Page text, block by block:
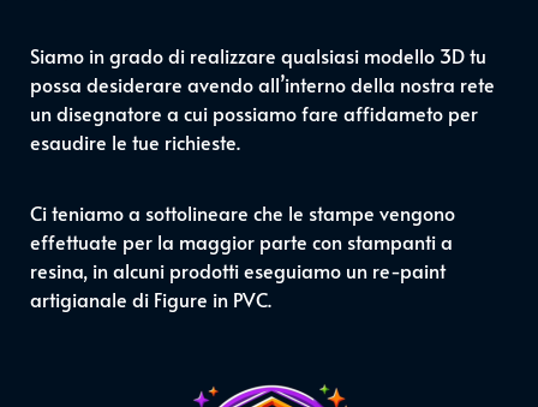
Siamo in grado di realizzare qualsiasi modello 3D tu
possa desiderare avendo all’interno della nostra rete
un disegnatore a cui possiamo fare affidameto per
esaudire le tue richieste.
Ci teniamo a sottolineare che le stampe vengono
effettuate per la maggior parte con stampanti a
resina, in alcuni prodotti eseguiamo un re-paint
artigianale di Figure in PVC.